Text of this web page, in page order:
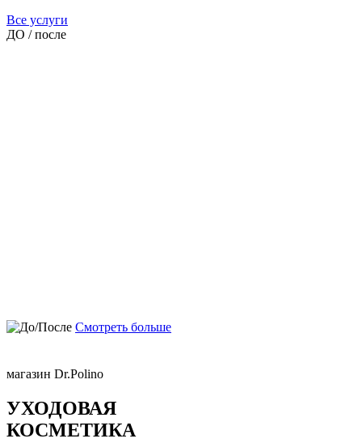
Все услуги
ДО / после
Смотреть больше
магазин Dr.Polino
УХОДОВАЯ
КОСМЕТИКА